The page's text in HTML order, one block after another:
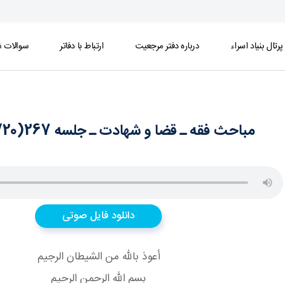
پرتال بنیاد اسراء درباره دفتر مرجعیت ارتباط با دفاتر
مباحث فقه ـ قضا و شهادت ـ جلسه 267(1404/11/20)
دانلود فایل صوتی
أعوذ بالله من الشيطان الرجيم
بسم الله الرحمن الرحيم